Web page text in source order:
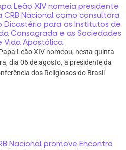
Leão XIV nomeia presidente
CRB Nacional como consultora
Dicastério para os Institutos de
Consagrada e as Sociedades
Vida Apostólica
Leão XIV nomeou, nesta quinta
dia 06 de agosto, a presidente da
dos Religiosos do Brasil
Nacional promove Encontro